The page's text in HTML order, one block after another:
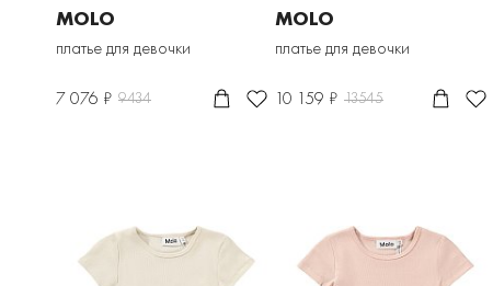
MOLO
платье для девочки
7 076 ₽ 9434
MOLO
платье для девочки
10 159 ₽ 13545